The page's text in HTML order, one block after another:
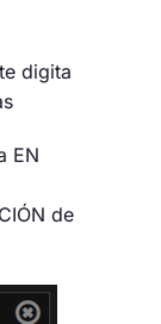
digita
EN
de